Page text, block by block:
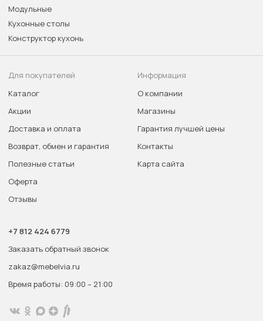
Модульные
Кухонные столы
Конструктор кухонь
Для покупателей
Каталог
Акции
Доставка и оплата
Возврат, обмен и гарантия
Полезные статьи
Оферта
Отзывы
Информация
О компании
Магазины
Гарантия лучшей цены
Контакты
Карта сайта
+7 812 424 6779
Заказать обратный звонок
zakaz@mebelvia.ru
Время работы: 09:00 – 21:00